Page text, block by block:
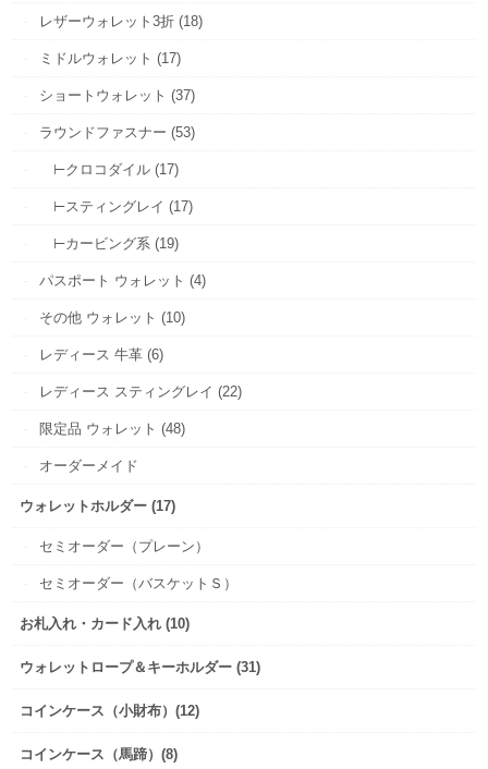
レザーウォレット3折 (18)
ミドルウォレット (17)
ショートウォレット (37)
ラウンドファスナー (53)
⊢クロコダイル (17)
⊢スティングレイ (17)
⊢カービング系 (19)
パスポート ウォレット (4)
その他 ウォレット (10)
レディース 牛革 (6)
レディース スティングレイ (22)
限定品 ウォレット (48)
オーダーメイド
ウォレットホルダー (17)
セミオーダー（プレーン）
セミオーダー（バスケットＳ）
お札入れ・カード入れ (10)
ウォレットロープ＆キーホルダー (31)
コインケース（小財布）(12)
コインケース（馬蹄）(8)